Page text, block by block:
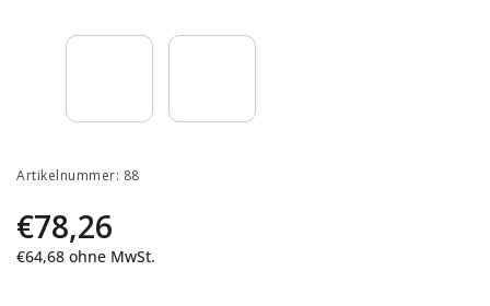
Artikelnummer: 88
€78,26
€64,68 ohne MwSt.